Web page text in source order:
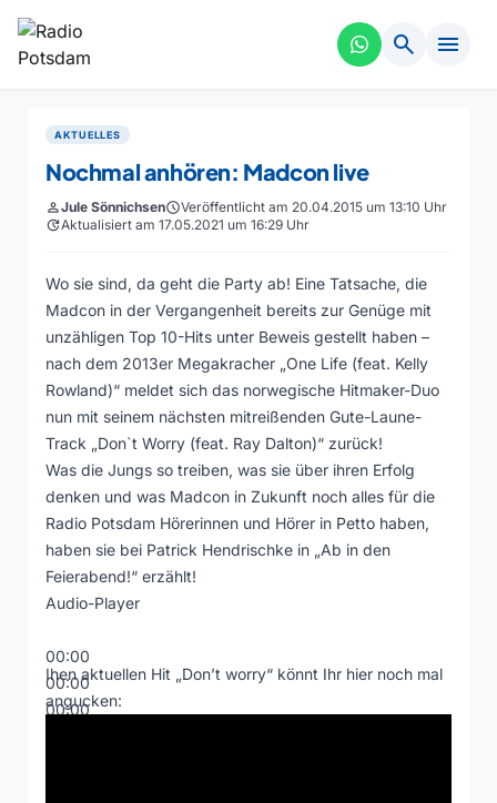
search menu
AKTUELLES
Nochmal anhören: Madcon live
personJule SönnichsenscheduleVeröffentlicht am 20.04.2015 um 13:10 Uhr
updateAktualisiert am 17.05.2021 um 16:29 Uhr
Wo sie sind, da geht die Party ab! Eine Tatsache, die
Madcon in der Vergangenheit bereits zur Genüge mit
unzähligen Top 10-Hits unter Beweis gestellt haben –
nach dem 2013er Megakracher „One Life (feat. Kelly
Rowland)“ meldet sich das norwegische Hitmaker-Duo
nun mit seinem nächsten mitreißenden Gute-Laune-
Track „Don`t Worry (feat. Ray Dalton)“ zurück!
Was die Jungs so treiben, was sie über ihren Erfolg
denken und was Madcon in Zukunft noch alles für die
Radio Potsdam Hörerinnen und Hörer in Petto haben,
haben sie bei Patrick Hendrischke in „Ab in den
Feierabend!“ erzählt!
Audio-Player
00:00
00:00
00:00
Ihen aktuellen Hit „Don’t worry“ könnt Ihr hier noch mal
angucken: